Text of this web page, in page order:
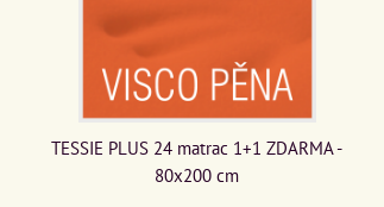
TESSIE PLUS 24 matrac 1+1 ZDARMA -
80x200 cm